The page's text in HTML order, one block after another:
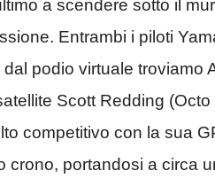
a scendere sotto il
Entrambi i piloti
podio virtuale troviamo
Scott Redding
competitivo con la sua
crono, portandosi a circa